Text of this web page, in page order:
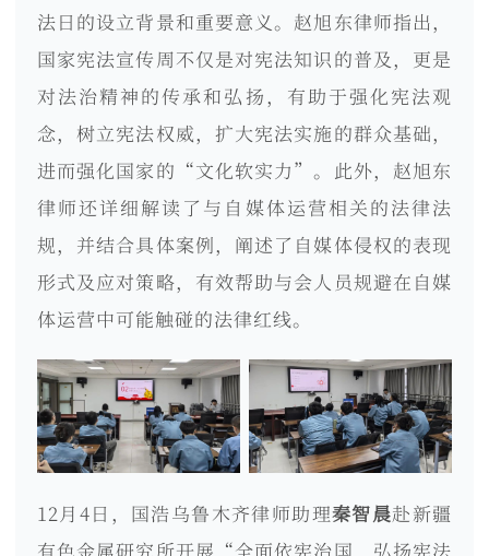
法日的设立背景和重要意义。赵旭东律师指出，
国家宪法宣传周不仅是对宪法知识的普及，更是
对法治精神的传承和弘扬，有助于强化宪法观
念，树立宪法权威，扩大宪法实施的群众基础，
进而强化国家的“文化软实力”。此外，赵旭东
律师还详细解读了与自媒体运营相关的法律法
规，并结合具体案例，阐述了自媒体侵权的表现
形式及应对策略，有效帮助与会人员规避在自媒
体运营中可能触碰的法律红线。
12月4日，国浩乌鲁木齐律师助理秦智晨赴新疆
有色金属研究所开展“全面依宪治国，弘扬宪法